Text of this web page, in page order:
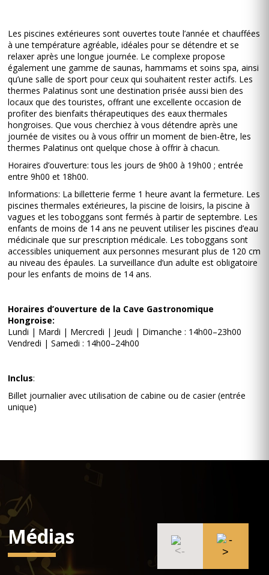
Les piscines extérieures sont ouvertes toute l’année et chauffées
à une température agréable, idéales pour se détendre et se
relaxer après une longue journée. Le complexe propose
également une gamme de saunas, hammams et soins spa, ainsi
qu’une salle de sport pour ceux qui souhaitent rester actifs. Les
thermes Palatinus sont une destination prisée aussi bien des
locaux que des touristes, offrant une excellente occasion de
profiter des bienfaits thérapeutiques des eaux thermales
hongroises. Que vous cherchiez à vous détendre après une
journée de visites ou à vous offrir un moment de bien-être, les
thermes Palatinus ont quelque chose à offrir à chacun.
Horaires d’ouverture: tous les jours de 9h00 à 19h00 ; entrée
entre 9h00 et 18h00.
Informations: La billetterie ferme 1 heure avant la fermeture. Les
piscines thermales extérieures, la piscine de loisirs, la piscine à
vagues et les toboggans sont fermés à partir de septembre. Les
enfants de moins de 14 ans ne peuvent utiliser les piscines d’eau
médicinale que sur prescription médicale. Les toboggans sont
accessibles uniquement aux personnes mesurant plus de 120 cm
au niveau des épaules. La surveillance d’un adulte est obligatoire
pour les enfants de moins de 14 ans.
Horaires d’ouverture de la Cave Gastronomique
Hongroise:
Lundi | Mardi | Mercredi | Jeudi | Dimanche : 14h00–23h00
Vendredi | Samedi : 14h00–24h00
Inclus:
Billet journalier avec utilisation de cabine ou de casier (entrée
unique)
Médias